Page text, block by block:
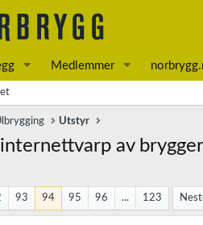
Medlemmer
Utstyr
av
93 94 95 96 ... 123